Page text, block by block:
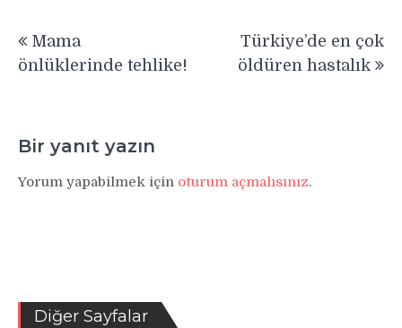
gezinmesi
Mama
önlüklerinde tehlike!
Türkiye’de en çok
öldüren hastalık
Bir yanıt yazın
Yorum yapabilmek için oturum açmalısınız.
Diğer Sayfalar